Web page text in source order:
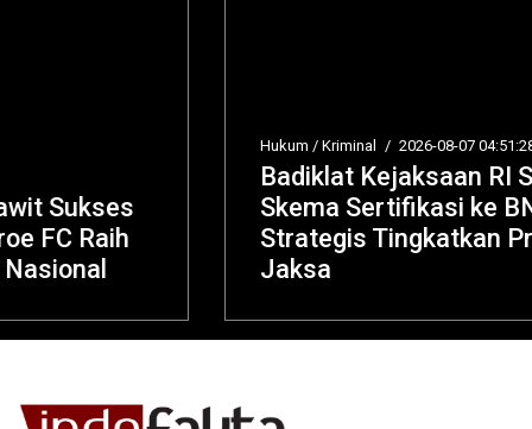
2026-08-07 04:51:28
Badiklat Kejaksaan RI Serahkan Enam
Skema Sertifikasi ke BNSP, Langkah
Strategis Tingkatkan Profesionalisme
Jaksa